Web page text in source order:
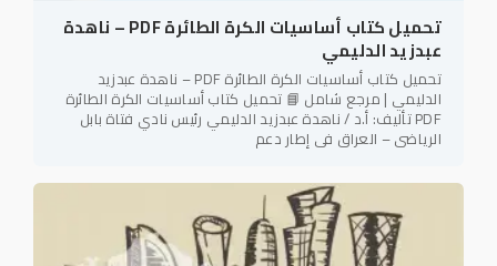
تحميل كتاب أساسيات الكرة الطائرة PDF – ناهدة
عبدزيد الدليمي
تحميل كتاب أساسيات الكرة الطائرة PDF – ناهدة عبدزيد
الدليمي | مرجع شامل 📘 تحميل كتاب أساسيات الكرة الطائرة
PDF تأليف: أ.د / ناهدة عبدزيد الدليمي رئيس نادي فتاة بابل
الرياضي – العراق في إطار دعم